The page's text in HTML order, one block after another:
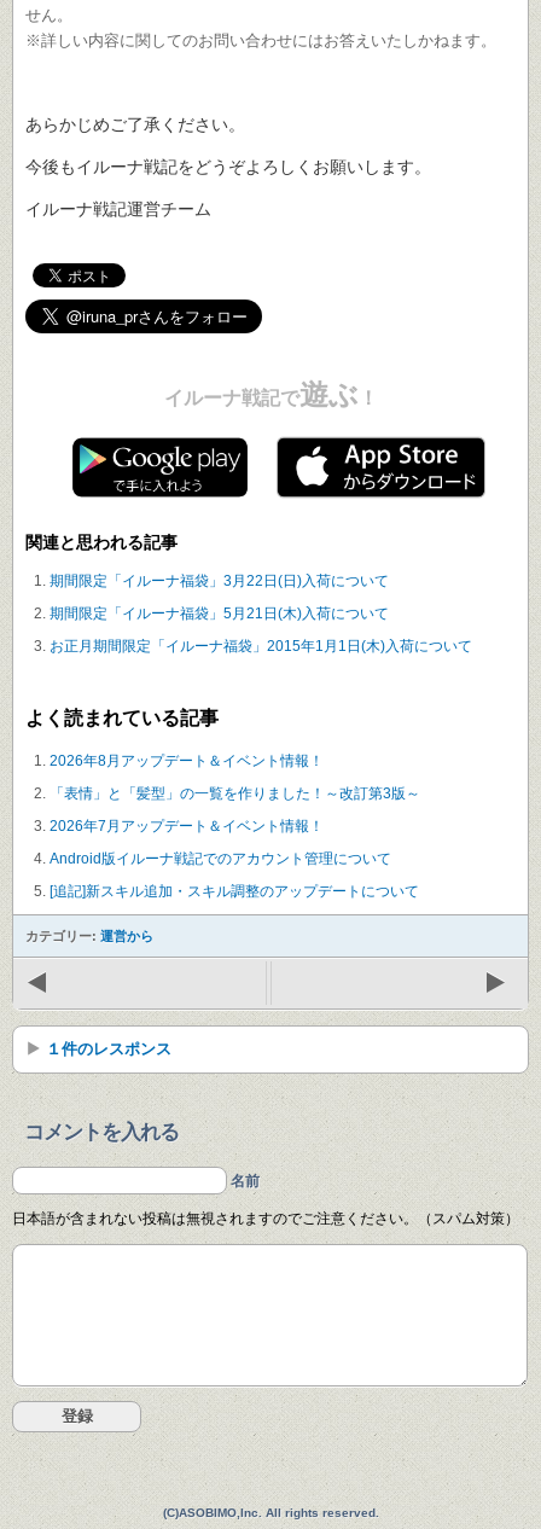
せん。
※詳しい内容に関してのお問い合わせにはお答えいたしかねます。
あらかじめご了承ください。
今後もイルーナ戦記をどうぞよろしくお願いします。
イルーナ戦記運営チーム
イルーナ戦記で遊ぶ ！
関連と思われる記事
期間限定「イルーナ福袋」3月22日(日)入荷について
期間限定「イルーナ福袋」5月21日(木)入荷について
お正月期間限定「イルーナ福袋」2015年1月1日(木)入荷について
よく読まれている記事
2026年8月アップデート＆イベント情報！
「表情」と「髪型」の一覧を作りました！～改訂第3版～
2026年7月アップデート＆イベント情報！
Android版イルーナ戦記でのアカウント管理について
[追記]新スキル追加・スキル調整のアップデートについて
カテゴリー: 運営から
１件のレスポンス
コメントを入れる
名前
日本語が含まれない投稿は無視されますのでご注意ください。（スパム対策）
(C)ASOBIMO,Inc. All rights reserved.